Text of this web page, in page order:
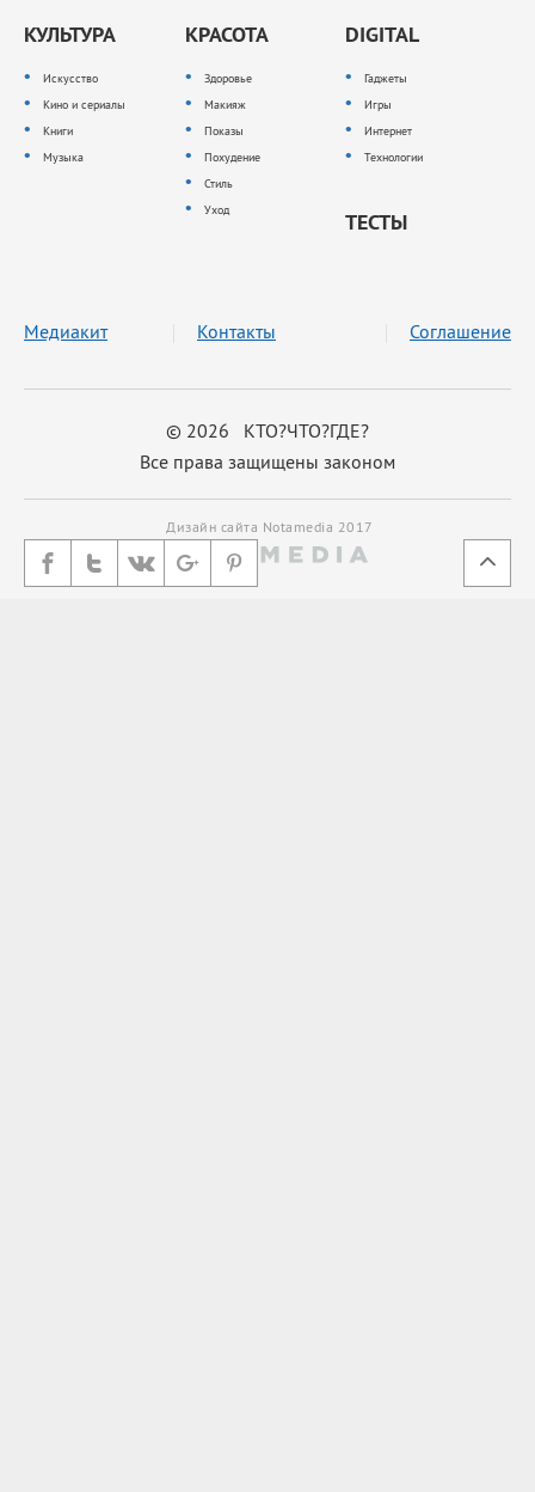
КУЛЬТУРА
Искусство
Кино и сериалы
Книги
Музыка
КРАСОТА
Здоровье
Макияж
Показы
Похудение
Стиль
Уход
DIGITAL
Гаджеты
Игры
Интернет
Технологии
ТЕСТЫ
© 2026 КТО?ЧТО?ГДЕ?
Все права защищены законом
Медиакит Контакты Соглашение
Дизайн сайта Notamedia 2017